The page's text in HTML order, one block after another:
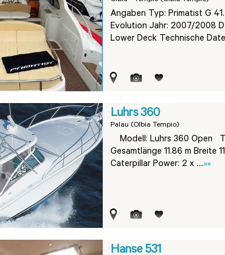
Angaben Typ: Primatist G
Evolution Jahr: 2007/2008
Lower Deck Technische
Luhrs 360
Palau (Olbia Tempio)
Modell: Luhrs 360 Open
Gesamtlänge 11.86 m Breite
Caterpillar Power: 2 x ....»»
Hanse 531